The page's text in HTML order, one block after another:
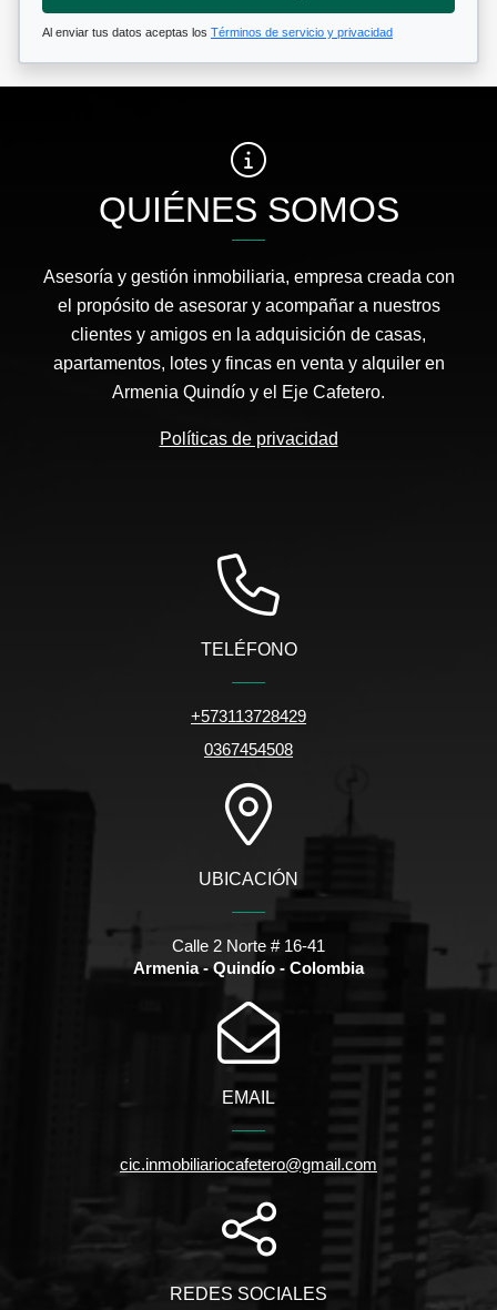
Al enviar tus datos aceptas los Términos de servicio y privacidad
QUIÉNES SOMOS
Asesoría y gestión inmobiliaria, empresa creada con
el propósito de asesorar y acompañar a nuestros
clientes y amigos en la adquisición de casas,
apartamentos, lotes y fincas en venta y alquiler en
Armenia Quindío y el Eje Cafetero.
Políticas de privacidad
TELÉFONO
+573113728429
0367454508
UBICACIÓN
Calle 2 Norte # 16-41
Armenia - Quindío - Colombia
EMAIL
cic.inmobiliariocafetero@gmail.com
REDES SOCIALES